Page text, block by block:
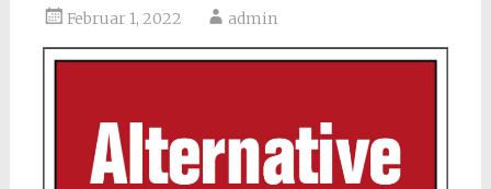
Februar 1, 2022 admin